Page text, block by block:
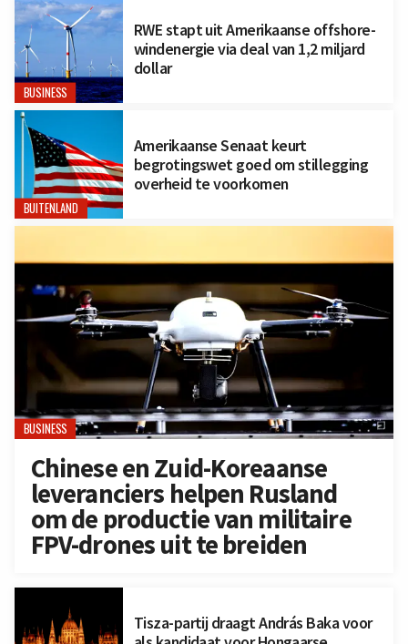
BUSINESS
RWE stapt uit Amerikaanse offshore-
windenergie via deal van 1,2 miljard
dollar
BUITENLAND
Amerikaanse Senaat keurt
begrotingswet goed om stillegging
overheid te voorkomen
BUSINESS
Chinese en Zuid-Koreaanse
leveranciers helpen Rusland
om de productie van militaire
FPV-drones uit te breiden
Tisza-partij draagt András Baka voor